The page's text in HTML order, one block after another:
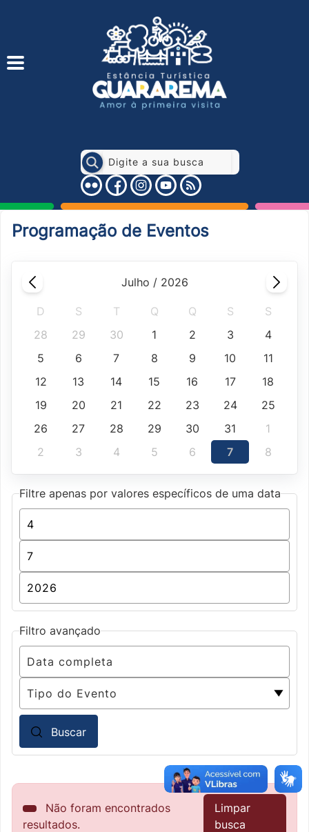
Programação de Eventos
julho / 2026
D S T Q Q S
S
28
29 30 1 2 3
4
5
6 7 8 9 10
11
12
13 14 15 16 17
18
19
20 21 22 23 24
25
26
27 28 29 30 31
1
2
3 4 5 6 7 8
Filtre apenas por valores específicos de uma data
Filtro avançado
Buscar
Não foram encontrados
resultados.
Limpar
busca